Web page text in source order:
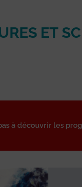
ET
à découvrir les